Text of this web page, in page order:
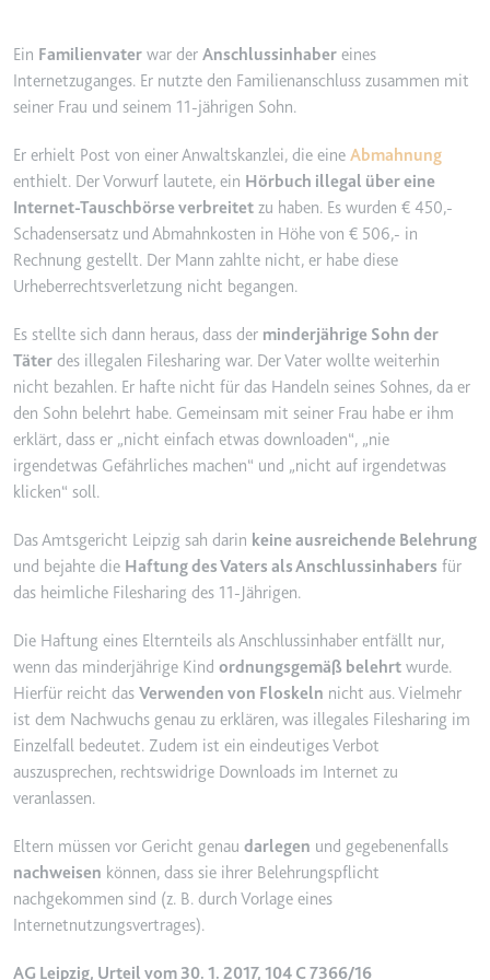
Google Analytics über das Gerät
und das Verhalten des Besuchers
zu senden. Erfasst den Besucher
hinweg.
Ablauf:
2 Jahre
Typ:
HTTP-Cookie
_ga_#
Anbieter:
smartlaw.de
Zweck:
Wird verwendet, um Daten zu
Google Analytics über das Gerät
und das Verhalten des Besuchers
zu senden. Erfasst den Besucher
über Geräte und Marketingkanäle
Typ:
HTTP-Cookie
Anbieter:
Zweck:
Wird verwendet, um die Effizienz
der Werbeaktivitäten der Website
zu messen, indem Daten über die
Conversion-Rate der Anzeigen der
Website über mehrere Websites
Ablauf:
3 Monate
Typ:
HTTP-Cookie
Ablauf:
180 Tage
Typ:
HTTP-Cookie
Anbieter:
youtube.com
Zweck:
Registriert eine eindeutige ID, um
Statistiken der Videos von
YouTube, die der Benutzer
Ablauf:
Sitzung
Typ:
HTTP-Cookie
Ein Familienvater war der Anschlussinhaber eines
Internetzuganges. Er nutzte den Familienanschluss zusammen mit
seiner Frau und seinem 11-jährigen Sohn.
Er erhielt Post von einer Anwaltskanzlei, die eine Abmahnung
enthielt. Der Vorwurf lautete, ein Hörbuch illegal über eine
Internet-Tauschbörse verbreitet zu haben. Es wurden € 450,-
Schadensersatz und Abmahnkosten in Höhe von € 506,- in
Rechnung gestellt. Der Mann zahlte nicht, er habe diese
Urheberrechtsverletzung nicht begangen.
Es stellte sich dann heraus, dass der minderjährige Sohn der
Täter des illegalen Filesharing war. Der Vater wollte weiterhin
nicht bezahlen. Er hafte nicht für das Handeln seines Sohnes, da er
den Sohn belehrt habe. Gemeinsam mit seiner Frau habe er ihm
erklärt, dass er „nicht einfach etwas downloaden“, „nie
irgendetwas Gefährliches machen“ und „nicht auf irgendetwas
klicken“ soll.
Das Amtsgericht Leipzig sah darin keine ausreichende Belehrung
und bejahte die Haftung des Vaters als Anschlussinhabers für
das heimliche Filesharing des 11-Jährigen.
Die Haftung eines Elternteils als Anschlussinhaber entfällt nur,
wenn das minderjährige Kind ordnungsgemäß belehrt wurde.
Hierfür reicht das Verwenden von Floskeln nicht aus. Vielmehr
ist dem Nachwuchs genau zu erklären, was illegales Filesharing im
Einzelfall bedeutet. Zudem ist ein eindeutiges Verbot
auszusprechen, rechtswidrige Downloads im Internet zu
veranlassen.
Eltern müssen vor Gericht genau darlegen und gegebenenfalls
nachweisen können, dass sie ihrer Belehrungspflicht
nachgekommen sind (z. B. durch Vorlage eines
Internetnutzungsvertrages).
AG Leipzig, Urteil vom 30. 1. 2017, 104 C 7366/16